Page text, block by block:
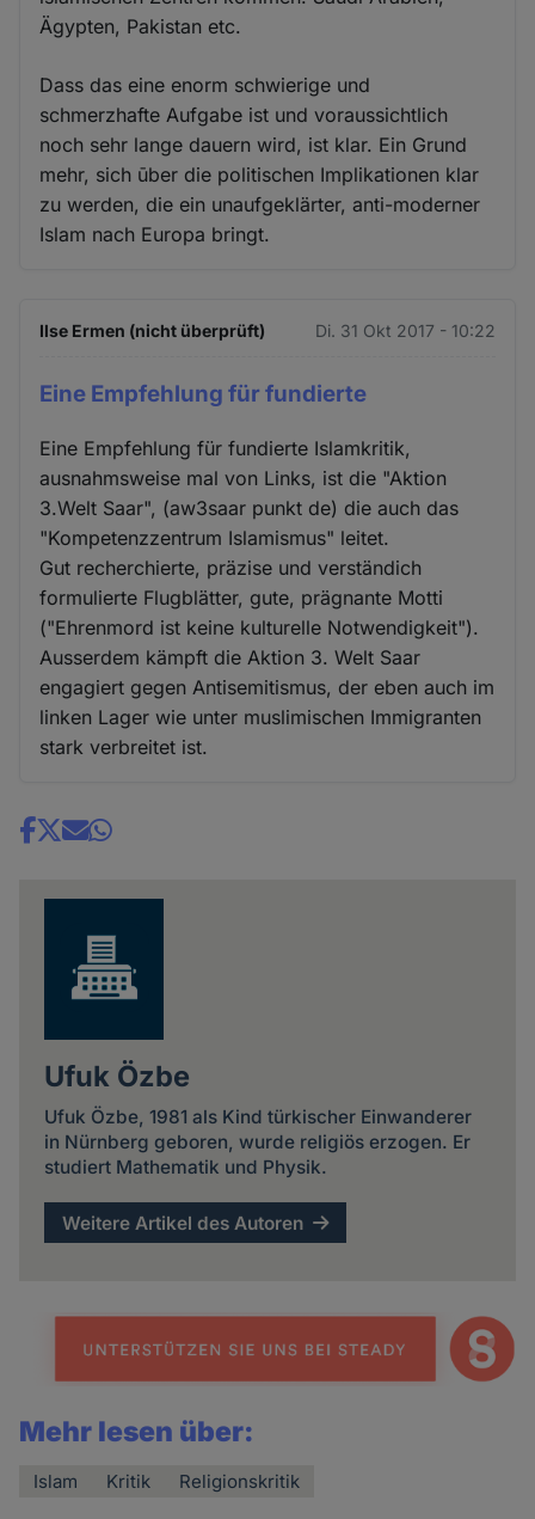
Ägypten, Pakistan etc.
Dass das eine enorm schwierige und
schmerzhafte Aufgabe ist und voraussichtlich
noch sehr lange dauern wird, ist klar. Ein Grund
mehr, sich ūber die politischen Implikationen klar
zu werden, die ein unaufgeklärter, anti-moderner
Islam nach Europa bringt.
Ilse Ermen (nicht überprüft) Di. 31 Okt 2017 - 10:22
Eine Empfehlung für fundierte
Eine Empfehlung für fundierte Islamkritik,
ausnahmsweise mal von Links, ist die "Aktion
3.Welt Saar", (aw3saar punkt de) die auch das
"Kompetenzzentrum Islamismus" leitet.
Gut recherchierte, präzise und verständich
formulierte Flugblätter, gute, prägnante Motti
("Ehrenmord ist keine kulturelle Notwendigkeit").
Ausserdem kämpft die Aktion 3. Welt Saar
engagiert gegen Antisemitismus, der eben auch im
linken Lager wie unter muslimischen Immigranten
stark verbreitet ist.
Share
Ufuk Özbe
Ufuk Özbe, 1981 als Kind türkischer Einwanderer
in Nürnberg geboren, wurde religiös erzogen. Er
studiert Mathematik und Physik.
Weitere Artikel des Autoren
Mehr lesen über:
Islam Kritik Religionskritik